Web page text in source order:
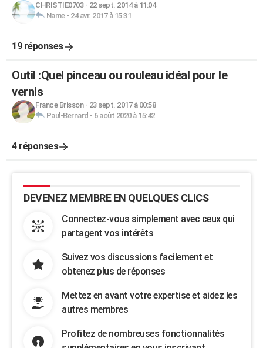
CHRISTIE0703- 22 sept. 2014 à 11:04
Name- 24 avr. 2017 à 15:31
19 réponses
Outil :Quel pinceau ou rouleau idéal pour le
vernis
France Brisson- 23 sept. 2017 à 00:58
Paul-Bernard - 6 août 2020 à 15:42
4 réponses
DEVENEZ MEMBRE EN QUELQUES CLICS
Connectez-vous simplement avec ceux qui
partagent vos intérêts
Suivez vos discussions facilement et
obtenez plus de réponses
Mettez en avant votre expertise et aidez les
autres membres
Profitez de nombreuses fonctionnalités